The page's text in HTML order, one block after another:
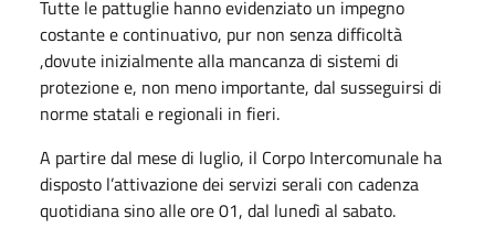
Tutte le pattuglie hanno evidenziato un impegno
costante e continuativo, pur non senza difficoltà
,dovute inizialmente alla mancanza di sistemi di
protezione e, non meno importante, dal susseguirsi di
norme statali e regionali in fieri.
A partire dal mese di luglio, il Corpo Intercomunale ha
disposto l’attivazione dei servizi serali con cadenza
quotidiana sino alle ore 01, dal lunedì al sabato.